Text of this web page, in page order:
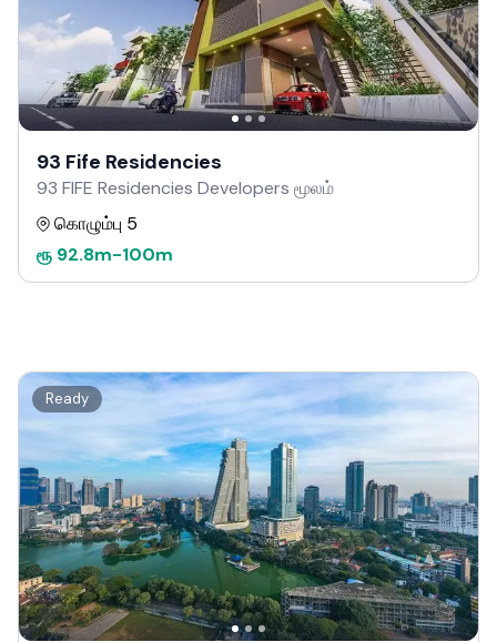
93 Fife Residencies
93 FIFE Residencies Developers மூலம்
கொழும்பு 5
ரூ 92.8m-100m
Ready